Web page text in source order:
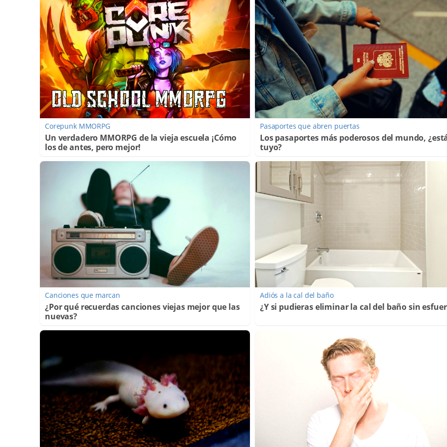
Corepunk MMORPG
Un verdadero MMORPG de la vieja escuela ¡Cómo
los de antes, pero mejor!
Pasaportes que abren puertas
Los pasaportes más poderosos del mundo,
tuyo?
Canciones que marcan
¿Por qué recuerdas canciones viejas mejor que las
nuevas?
Adiós a la cal del baño
¿Y si pudieras eliminar la cal del baño sin